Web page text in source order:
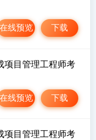
下载
在线预览
项目管理工程师考
下载
在线预览
项目管理工程师考